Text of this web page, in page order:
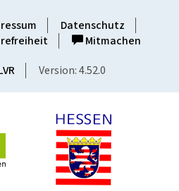
Datenschutz
Mitmachen
Version: 4.52.0